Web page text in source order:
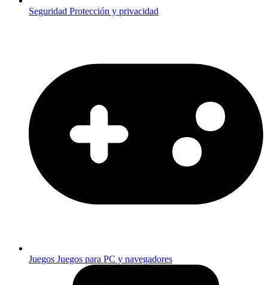
Seguridad Protección y privacidad
Juegos Juegos para PC y navegadores